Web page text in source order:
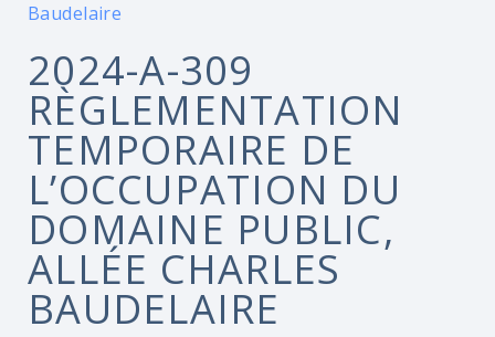
Baudelaire
2024-A-309
RÈGLEMENTATION
TEMPORAIRE DE
L’OCCUPATION DU
DOMAINE PUBLIC,
ALLÉE CHARLES
BAUDELAIRE